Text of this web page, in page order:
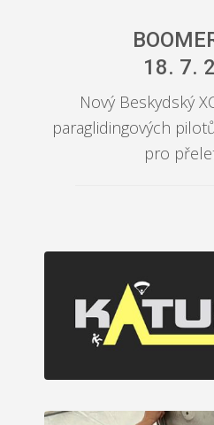
18. 7.
Nový Beskydský
paraglidingových
pro